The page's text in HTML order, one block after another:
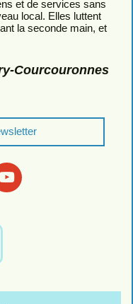
et de services sans
local. Elles luttent
la seconde main, et
Courcouronnes